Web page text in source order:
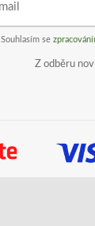
Souhlasím se
Z odběru